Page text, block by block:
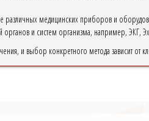
различных медицинских приборов и
органов и систем организма, например, ЭКГ,
и выбор конкретного метода зависит от